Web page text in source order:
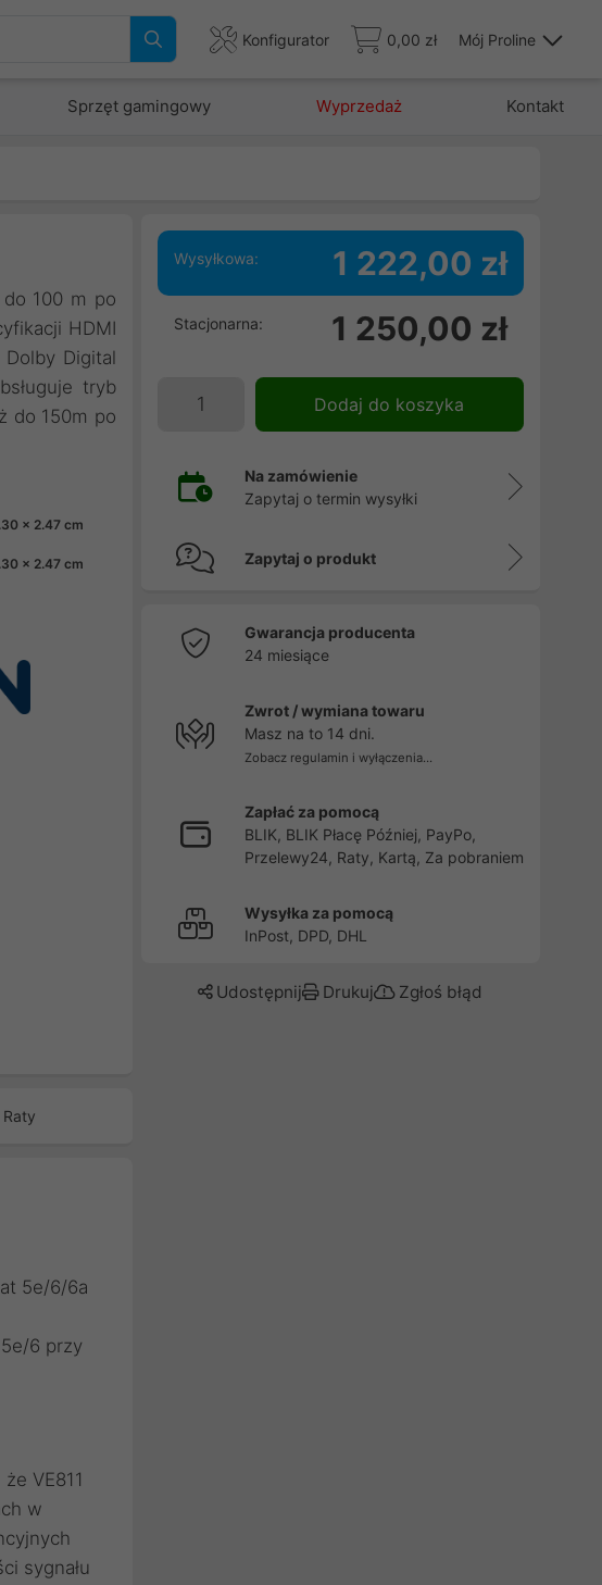
Konfigurator 0,00 zł Mój Proline
Sprzęt gamingowy Wyprzedaż Kontakt
do 100 m po
HDMI
Digital
tryb
do 150m po
x 2.47 cm
x 2.47 cm
Raty
5e/6/6a
6 przy
VE811
w
sygnału
Wysyłkowa: 1 222,00 zł
Stacjonarna: 1 250,00 zł
Dodaj do koszyka
Na zamówienie
Zapytaj o termin wysyłki
Zapytaj o produkt
Gwarancja producenta
24 miesiące
Zwrot / wymiana towaru
Masz na to 14 dni.
Zobacz regulamin i wyłączenia...
Zapłać za pomocą
BLIK, BLIK Płacę Później, PayPo,
Przelewy24, Raty, Kartą, Za pobraniem
Wysyłka za pomocą
InPost, DPD, DHL
Udostępnij Drukuj Zgłoś błąd